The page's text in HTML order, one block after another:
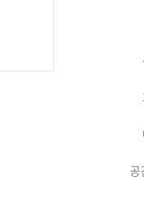
공